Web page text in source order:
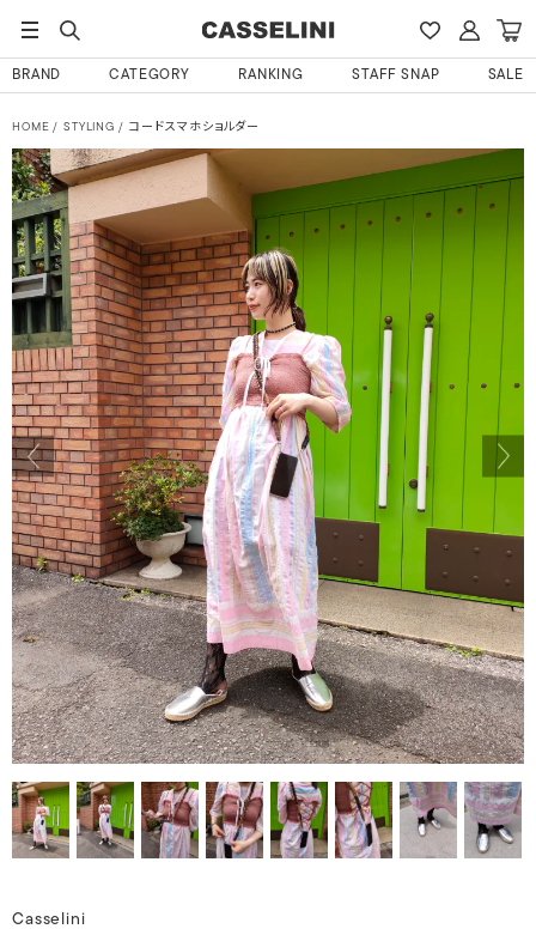
BRAND CATEGORY RANKING STAFF SNAP SALE
HOME STYLING コードスマホショルダー
Casselini